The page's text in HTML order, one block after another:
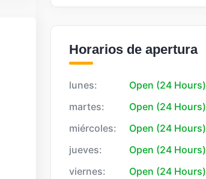
Horarios de apertura
lunes:
Open (24 Hours)
martes:
Open (24 Hours)
miércoles:
Open (24 Hours)
jueves:
Open (24 Hours)
viernes:
Open (24 Hours)